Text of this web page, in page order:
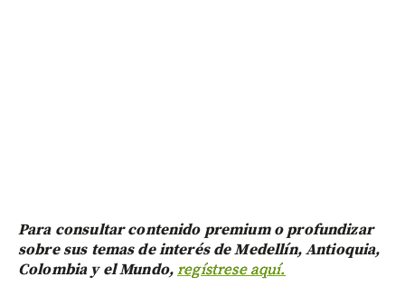
Para consultar contenido premium o profundizar
sobre sus temas de interés de Medellín, Antioquia,
Colombia y el Mundo,regístrese aquí.